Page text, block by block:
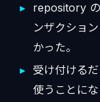
repository
ンザクショ
かった。
受け付ける
使うことに